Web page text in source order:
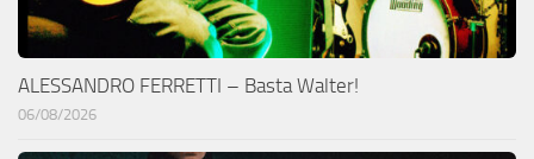
ALESSANDRO FERRETTI – Basta Walter!
06/08/2026